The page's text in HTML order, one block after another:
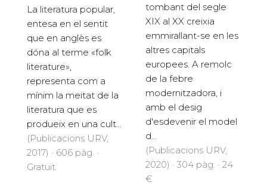
La literatura popular,
entesa en el sentit
que en anglès es
dóna al terme «folk
literature»,
representa com a
mínim la meitat de la
literatura que es
produeix en una cult...
(Publicacions URV,
2017) · 606 pàg. ·
Gratuït
tombant del segle
XIX al XX creixia
emmirallant-se en les
altres capitals
europees. A remolc
de la febre
modernitzadora, i
amb el desig
d'esdevenir el model
d...
(Publicacions URV,
2020) · 304 pàg. · 24
€